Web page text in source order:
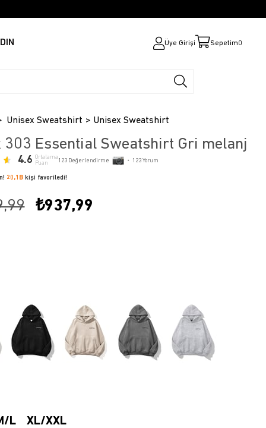
Üye Girişi Sepetim0
Unisex Sweatshirt Unisex Sweatshirt
303 Essential Sweatshirt Gri melanj
4.6 Ortalama
Puan
123Değerlendirme • 123Yorum
20,1Bkişi favoriledi!
₺937,99
L XL/XXL